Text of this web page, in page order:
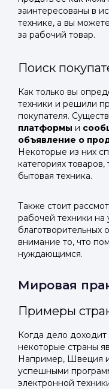
заинтересованы в
технике, а вы
за рабочий товар.
Поиск
Как только вы
техники и решили
покупателя.
платформы и
объявление о
Некоторые из них
категориях
бытовая техника.
Также стоит
рабочей техники на
благотворительных
внимание то, что
нуждающимся.
Мировая
Примеры
Когда дело доходит
некоторые страны
Например, Швеция
успешными
электронной